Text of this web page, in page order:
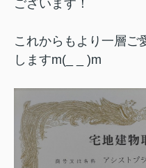
ございます！
これからもより一層ご
しますm(_ _ )m